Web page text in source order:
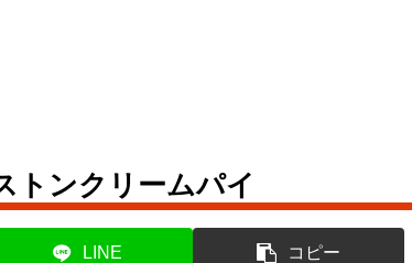
トンクリームパイ
LINE コピー